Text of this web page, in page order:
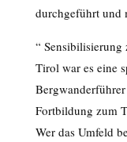
durchgeführt und
“
Tirol war es eine
Fortbildung zum
Wer das Umfeld